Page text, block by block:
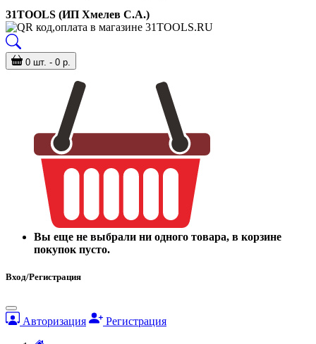
31TOOLS (ИП Хмелев С.А.)
0 шт. - 0 р.
Вы еще не выбрали ни одного товара, в корзине
покупок пусто.
Вход/Регистрация
Авторизация Регистрация